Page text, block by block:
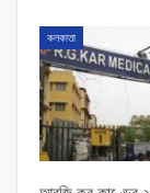
কলকাতা